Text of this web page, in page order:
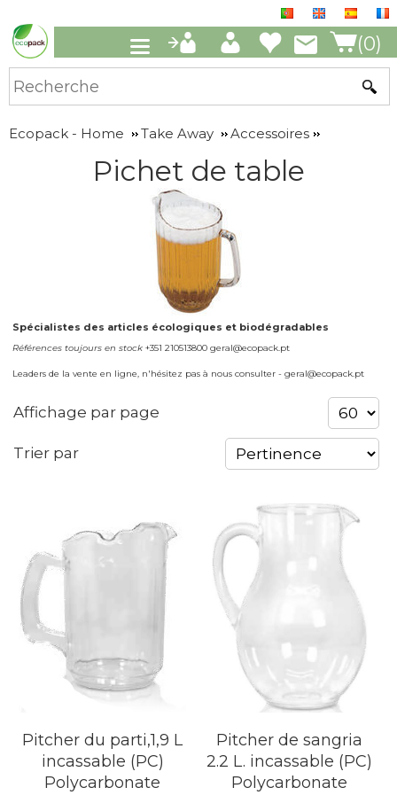
(0)
Ecopack - Home Take Away Accessoires
Pichet de table
Spécialistes des articles écologiques et biodégradables
Références toujours en stock +351 210513800 geral@ecopack.pt
Leaders de la vente en ligne, n'hésitez pas à nous consulter - geral@ecopack.pt
Affichage par page
Trier par
Pitcher du parti,1,9 L
incassable (PC)
Polycarbonate
Pitcher de sangria
2.2 L. incassable (PC)
Polycarbonate